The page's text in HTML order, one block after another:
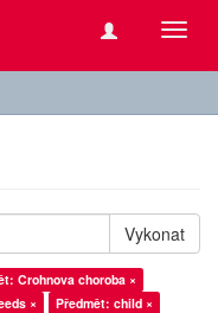
Vykonat
Crohnova choroba ×
×
Předmět: child ×